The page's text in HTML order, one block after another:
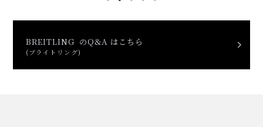
BREITLING のQ&A はこちら
(ブライトリング)